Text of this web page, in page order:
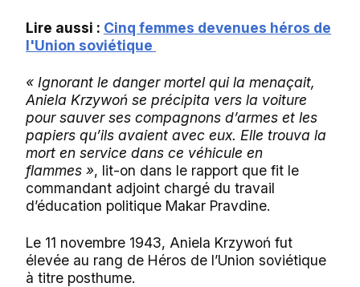
Lire aussi : Cinq femmes devenues héros de
l'Union soviétique
« Ignorant le danger mortel qui la menaçait,
Aniela Krzywoń se précipita vers la voiture
pour sauver ses compagnons d’armes et les
papiers qu’ils avaient avec eux. Elle trouva la
mort en service dans ce véhicule en
flammes », lit-on dans le rapport que fit le
commandant adjoint chargé du travail
d’éducation politique Makar Pravdine.
Le 11 novembre 1943, Aniela Krzywoń fut
élevée au rang de Héros de l’Union soviétique
à titre posthume.